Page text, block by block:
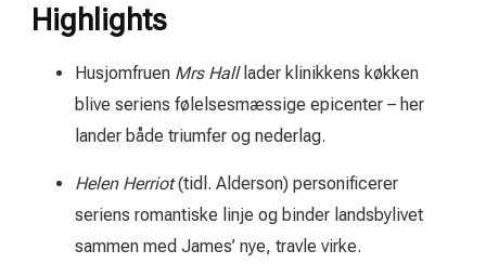
Highlights
Husjomfruen Mrs Halllader klinikkens køkken
blive seriens følelsesmæssige epicenter – her
lander både triumfer og nederlag.
Helen Herriot(tidl. Alderson) personificerer
seriens romantiske linje og binder landsbylivet
sammen med James’ nye, travle virke.